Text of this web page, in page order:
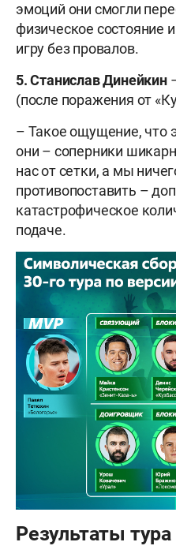
эмоций они смогли
физическое состояние
игру без провалов.
5. Станислав Динейкин
(после поражения от
– Такое ощущение, что
они – соперники
нас от сетки, а мы
противопоставить –
катастрофическое
подаче.
Результаты тура